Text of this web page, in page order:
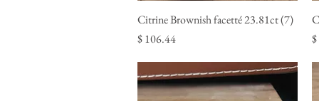
Quick View
Citrine Brownish facetté 23.81ct (7)
Price
$ 106.44